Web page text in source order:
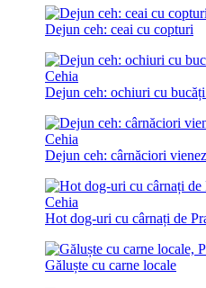
Dejun ceh: ceai cu copturi
Dejun ceh: ochiuri cu
Dejun ceh: cârnăciori
Hot dog-uri cu cârnați de
Găluște cu carne locale